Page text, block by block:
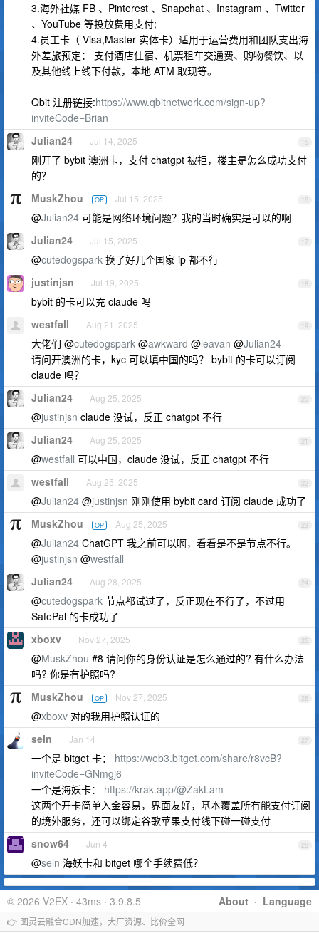
3.海外社媒 FB 、Pinterest 、Snapchat 、Instagram 、Twitter
、YouTube 等投放费用支付;
4.员工卡（ Visa,Master 实体卡）适用于运营费用和团队支出海
外差旅预定： 支付酒店住宿、机票租车交通费、购物餐饮、以
及其他线上线下付款，本地 ATM 取现等。
Qbit 注册链接:https://www.qbitnetwork.com/sign-up?
inviteCode=Brian
15
Julian24 Jul 14, 2025
刚开了 bybit 澳洲卡，支付 chatgpt 被拒，楼主是怎么成功支付
的？
16
MuskZhou OP Jul 15, 2025
@Julian24 可能是网络环境问题？我的当时确实是可以的啊
17
Julian24 Jul 15, 2025
@cutedogspark 换了好几个国家 ip 都不行
18
justinjsn Jul 19, 2025
bybit 的卡可以充 claude 吗
19
westfall Aug 21, 2025
大佬们 @cutedogspark @awkward @leavan @Julian24
请问开澳洲的卡，kyc 可以填中国的吗？ bybit 的卡可以订阅
claude 吗？
20
Julian24 Aug 25, 2025
@justinjsn claude 没试，反正 chatgpt 不行
21
Julian24 Aug 25, 2025
@westfall 可以中国，claude 没试，反正 chatgpt 不行
22
westfall Aug 25, 2025
@Julian24 @justinjsn 刚刚使用 bybit card 订阅 claude 成功了
23
MuskZhou OP Aug 25, 2025
@Julian24 ChatGPT 我之前可以啊，看看是不是节点不行。
@justinjsn @westfall
24
Julian24 Aug 28, 2025
@cutedogspark 节点都试过了，反正现在不行了，不过用
SafePal 的卡成功了
25
xboxv Nov 27, 2025
@MuskZhou #8 请问你的身份认证是怎么通过的? 有什么办法
吗? 你是有护照吗?
26
MuskZhou OP Nov 27, 2025
@xboxv 对的我用护照认证的
27
seln Jan 14
一个是 bitget 卡： https://web3.bitget.com/share/r8vcB?
inviteCode=GNmgj6
一个是海妖卡： https://krak.app/@ZakLam
这两个开卡简单入金容易，界面友好，基本覆盖所有能支付订阅
的境外服务，还可以绑定谷歌苹果支付线下碰一碰支付
28
snow64 Jun 4
@seln 海妖卡和 bitget 哪个手续费低？
About · Language
© 2026 V2EX · 43ms · 3.9.8.5
👉 图灵云融合CDN加速，大厂资源、比价全网